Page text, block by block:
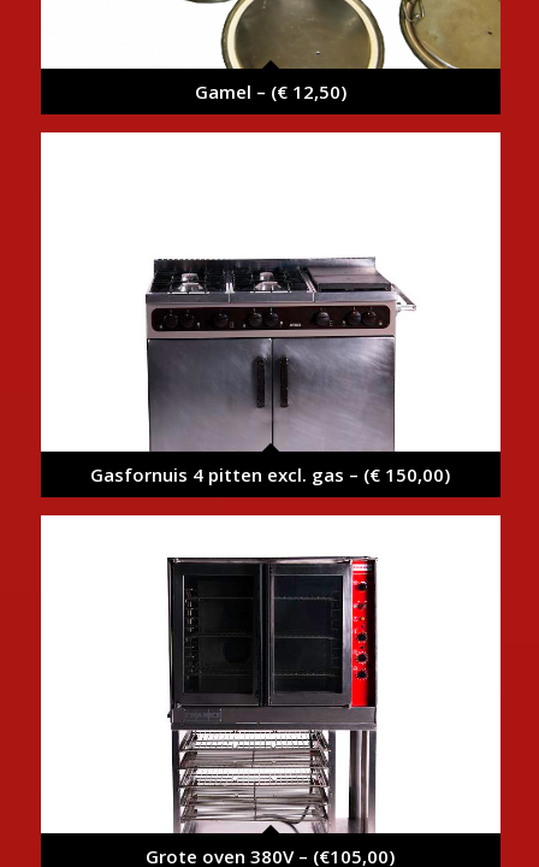
Gamel – (€ 12,50)
Gasfornuis 4 pitten excl. gas – (€ 150,00)
Grote oven 380V – (€105,00)